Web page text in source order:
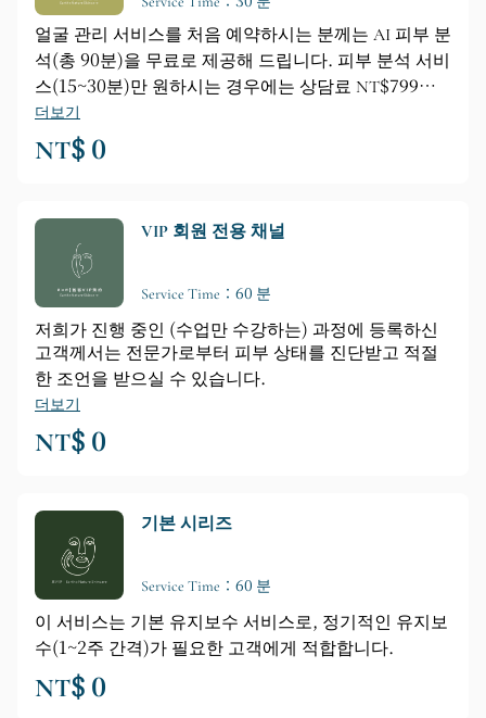
얼굴 관리 서비스를 처음 예약하시는 분께는 AI 피부 분
석(총 90분)을 무료로 제공해 드립니다. 피부 분석 서비
스(15~30분)만 원하시는 경우에는 상담료 NT$799가
별도로 부과됩니다.
더보기
NT$ 0
VIP 회원 전용 채널
Service Time：60 분
저희가 진행 중인 (수업만 수강하는) 과정에 등록하신
고객께서는 전문가로부터 피부 상태를 진단받고 적절
한 조언을 받으실 수 있습니다.
더보기
NT$ 0
기본 시리즈
Service Time：60 분
이 서비스는 기본 유지보수 서비스로, 정기적인 유지보
수(1~2주 간격)가 필요한 고객에게 적합합니다.
NT$ 0